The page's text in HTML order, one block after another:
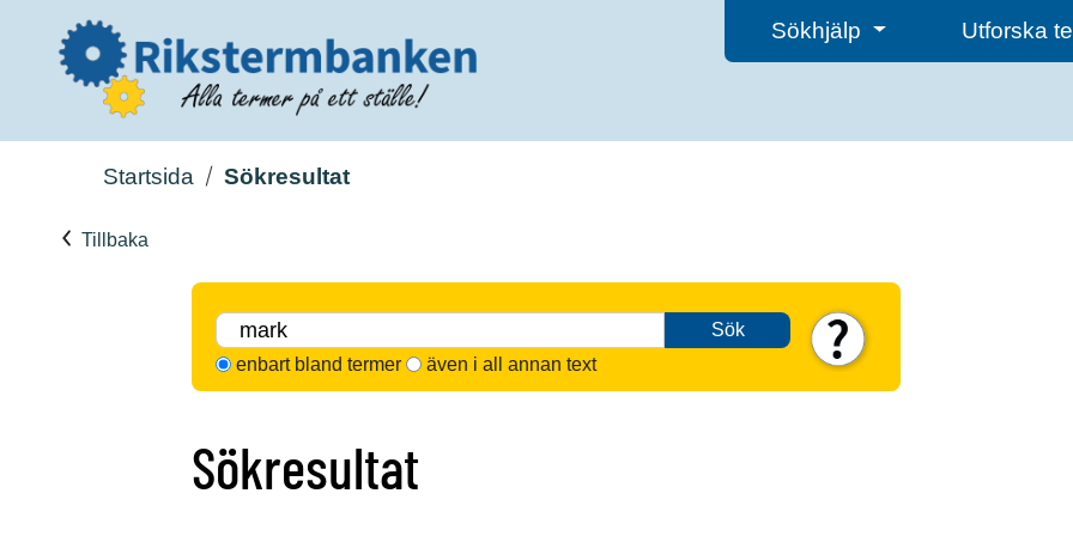
Sökhjälp Utforska
Startsida Sökresultat
Tillbaka
Sök
enbart bland termer
även i all annan text
Sökresultat